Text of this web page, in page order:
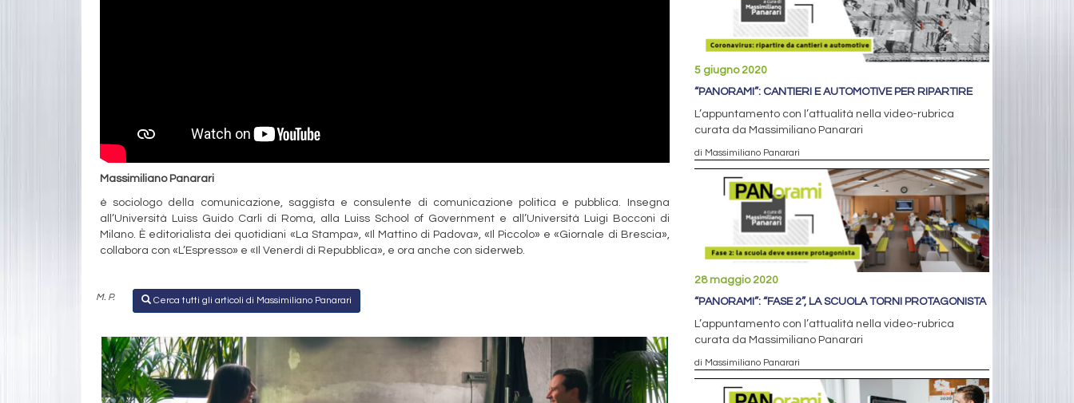
Massimiliano Panarari
è sociologo della comunicazione, saggista e consulente di comunicazione politica e pubblica. Insegna
all’Università Luiss Guido Carli di Roma, alla Luiss School of Government e all’Università Luigi Bocconi di
Milano. È editorialista dei quotidiani «La Stampa», «Il Mattino di Padova», «Il Piccolo» e «Giornale di Brescia»,
collabora con «L’Espresso» e «Il Venerdì di Repubblica», e ora anche con siderweb.
M. P. Cerca tutti gli articoli di Massimiliano Panarari
5 giugno 2020
“PANORAMI”: CANTIERI E AUTOMOTIVE PER RIPARTIRE
L’appuntamento con l’attualità nella video-rubrica
curata da Massimiliano Panarari
di Massimiliano Panarari
28 maggio 2020
“PANORAMI”: “FASE 2”, LA SCUOLA TORNI PROTAGONISTA
L’appuntamento con l’attualità nella video-rubrica
curata da Massimiliano Panarari
di Massimiliano Panarari